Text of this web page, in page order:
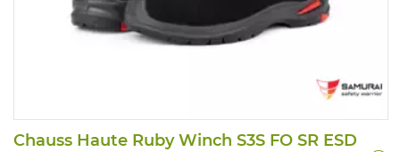
Chauss Haute Ruby Winch S3S FO SR ESD